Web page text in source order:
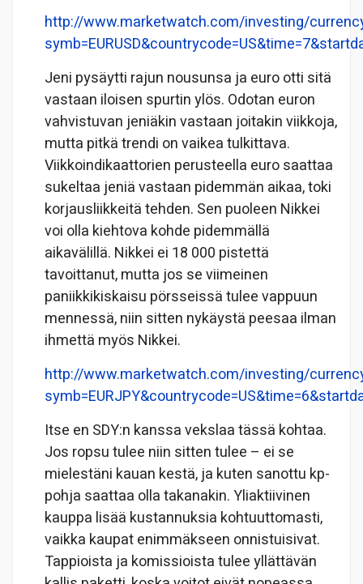
http://www.marketwatch.com/investing/
Jeni pysäytti rajun nousunsa ja euro otti sitä
vastaan iloisen spurtin ylös. Odotan euron
vahvistuvan jeniäkin vastaan joitakin viikkoja,
mutta pitkä trendi on vaikea tulkittava.
Viikkoindikaattorien perusteella euro saattaa
sukeltaa jeniä vastaan pidemmän aikaa, toki
korjausliikkeitä tehden. Sen puoleen Nikkei
voi olla kiehtova kohde pidemmällä
aikavälillä. Nikkei ei 18 000 pistettä
tavoittanut, mutta jos se viimeinen
paniikkikiskaisu pörsseissä tulee vappuun
mennessä, niin sitten nykäystä peesaa ilman
ihmettä myös Nikkei.
http://www.marketwatch.com/investing/
Itse en SDY:n kanssa vekslaa tässä kohtaa.
Jos ropsu tulee niin sitten tulee – ei se
mielestäni kauan kestä, ja kuten sanottu kp-
pohja saattaa olla takanakin. Yliaktiivinen
kauppa lisää kustannuksia kohtuuttomasti,
vaikka kaupat enimmäkseen onnistuisivat.
Tappioista ja komissioista tulee yllättävän